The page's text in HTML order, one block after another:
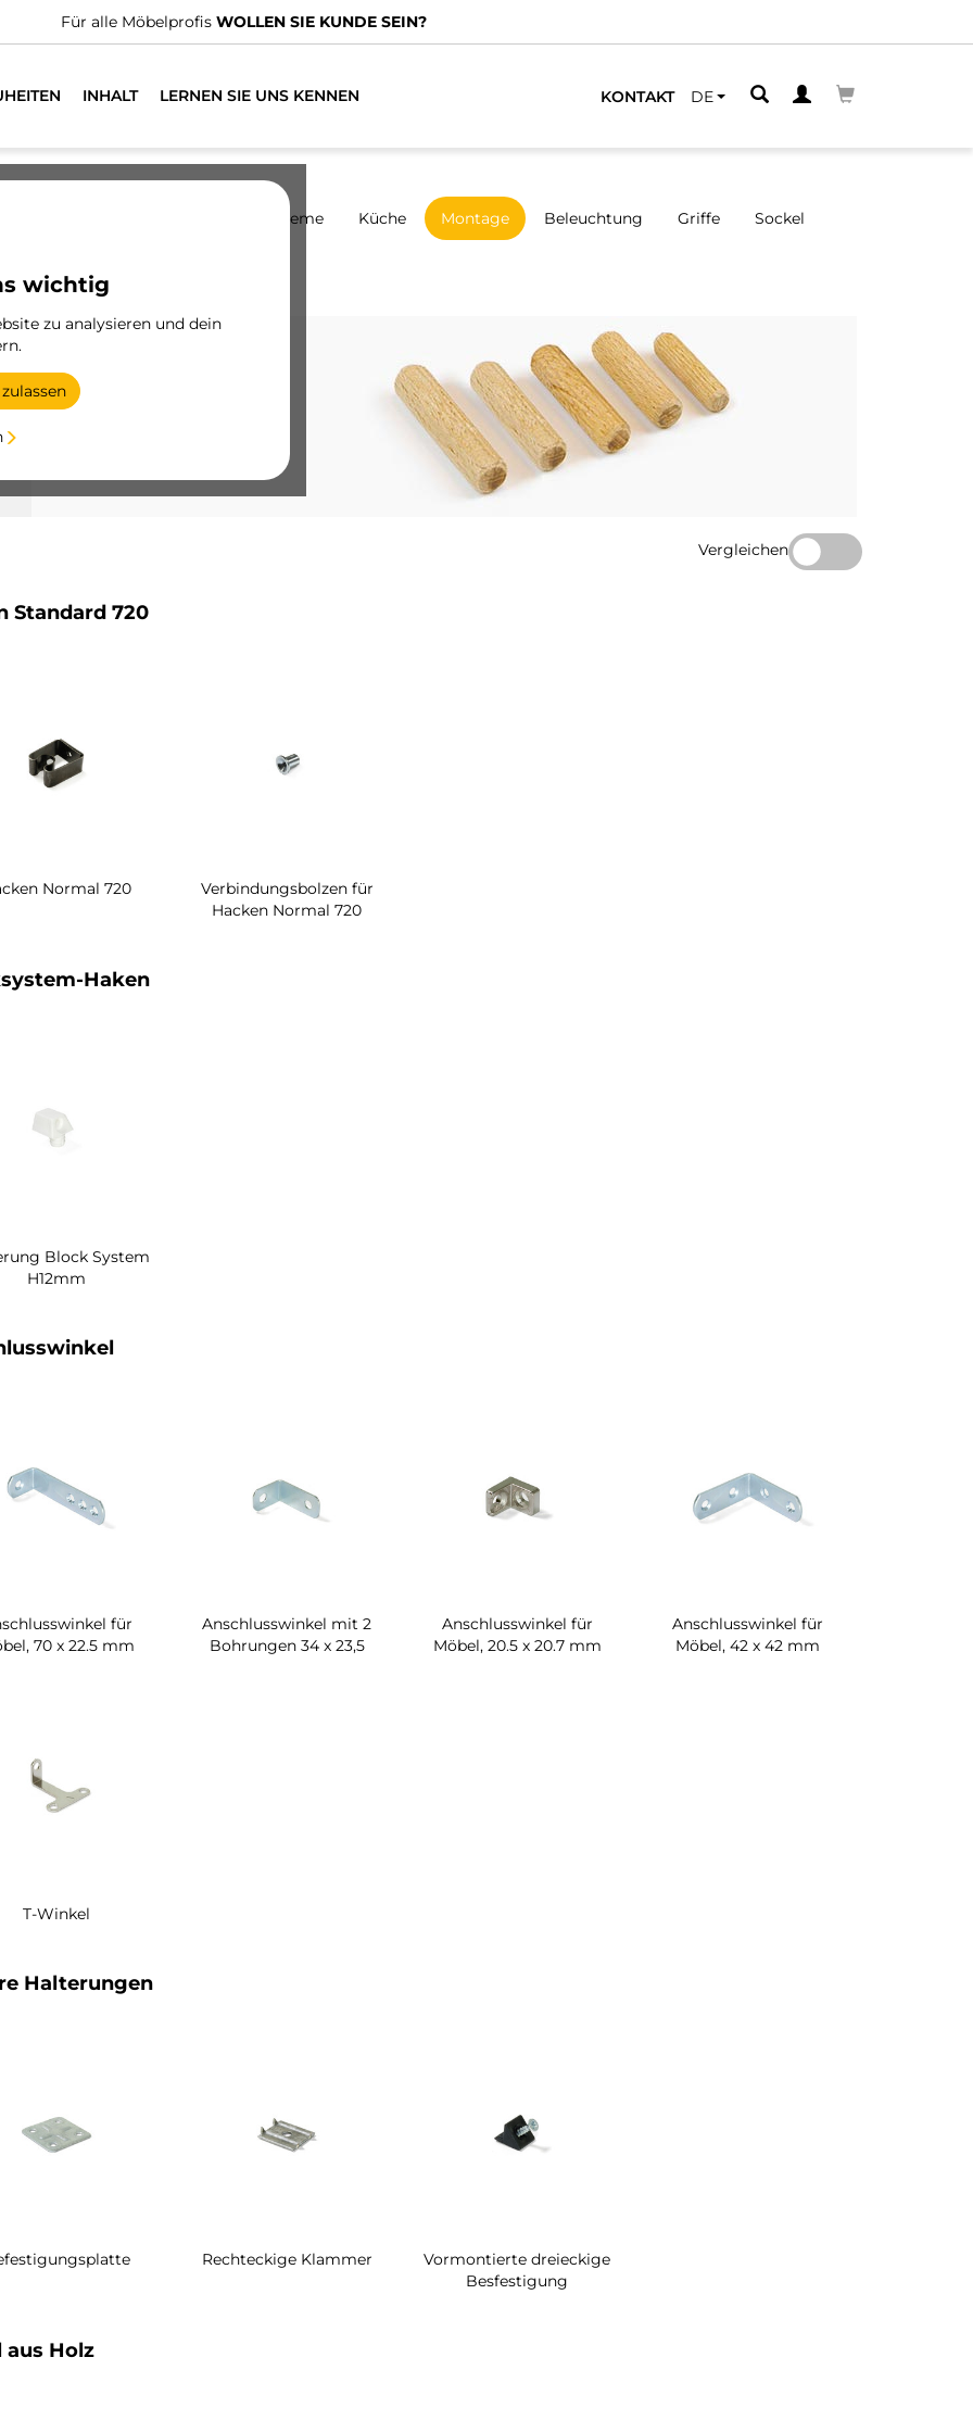
Für alle Möbelprofis WOLLEN SIE KUNDE SEIN?
INHALT LERNEN SIE UNS KENNEN KONTAKT DE
wichtig
zu analysieren und dein
Schiebesysteme Küche Montage Beleuchtung Griffe Sockel
Vergleichen
Standard 720
Normal 720
Verbindungsbolzen für
Hacken Normal 720
Haken
Block System
H12mm
für
70 x 22.5 mm
Anschlusswinkel mit 2
Bohrungen 34 x 23,5
Anschlusswinkel für
Möbel, 20.5 x 20.7 mm
Anschlusswinkel für
Möbel, 42 x 42 mm
T-Winkel
Halterungen
Rechteckige Klammer
Vormontierte dreieckige
Besfestigung
aus Holz